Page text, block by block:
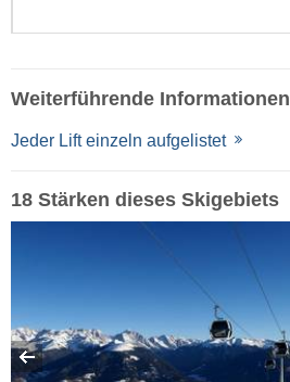
Weiterführende Informationen
Jeder Lift einzeln aufgelistet
18 Stärken dieses Skigebiets